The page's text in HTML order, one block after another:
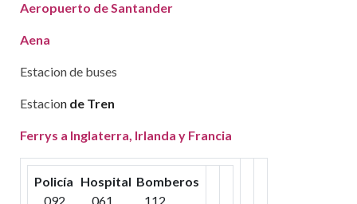
Aeropuerto de Santander
Aena
Estacion de buses
Estacion de Tren
Ferrys a Inglaterra, Irlanda y Francia
Policía Hospital Bomberos
092 061 112